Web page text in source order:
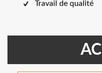
Travail de qualité